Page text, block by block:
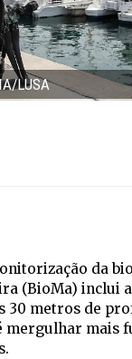
LUSA
da
(BioMa) inclui
30 metros de
mergulhar mais